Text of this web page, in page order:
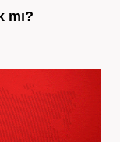
mı?